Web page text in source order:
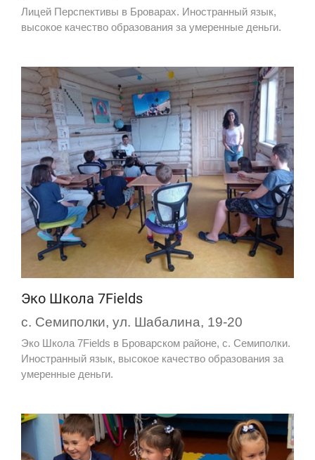
Лицей Перспективы в Броварах. Иностранный язык,
высокое качество образования за умеренные деньги.
Эко Школа 7Fields
с. Семиполки, ул. Шабалина, 19-20
Эко Школа 7Fields в Броварском районе, с. Семиполки.
Иностранный язык, высокое качество образования за
умеренные деньги.